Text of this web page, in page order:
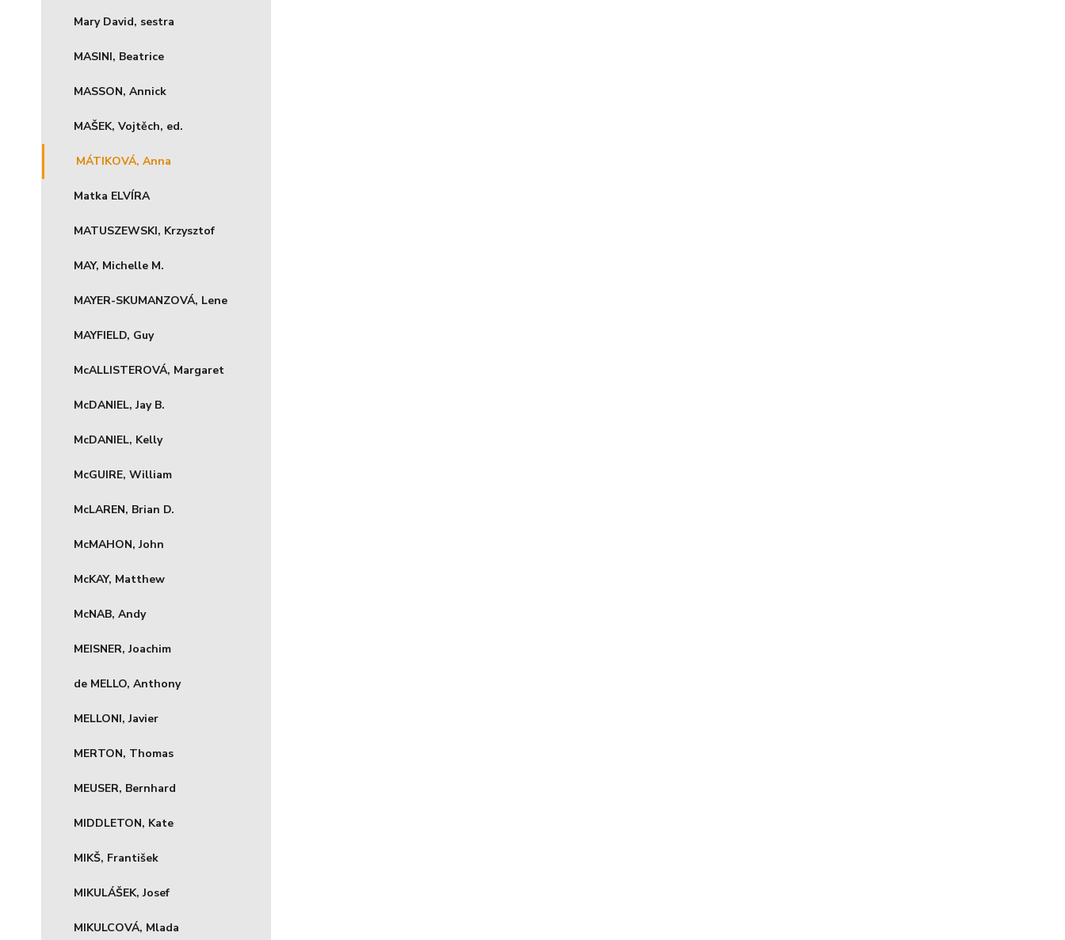
Mary David, sestra
MASINI, Beatrice
MASSON, Annick
MAŠEK, Vojtěch, ed.
MÁTIKOVÁ, Anna
Matka ELVÍRA
MATUSZEWSKI, Krzysztof
MAY, Michelle M.
MAYER-SKUMANZOVÁ, Lene
MAYFIELD, Guy
McALLISTEROVÁ, Margaret
McDANIEL, Jay B.
McDANIEL, Kelly
McGUIRE, William
McLAREN, Brian D.
McMAHON, John
McKAY, Matthew
McNAB, Andy
MEISNER, Joachim
de MELLO, Anthony
MELLONI, Javier
MERTON, Thomas
MEUSER, Bernhard
MIDDLETON, Kate
MIKŠ, František
MIKULÁŠEK, Josef
MIKULCOVÁ, Mlada